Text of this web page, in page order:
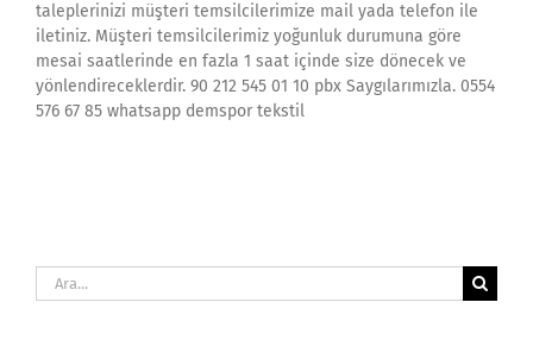
taleplerinizi müşteri temsilcilerimize mail yada telefon ile
iletiniz. Müşteri temsilcilerimiz yoğunluk durumuna göre
mesai saatlerinde en fazla 1 saat içinde size dönecek ve
yönlendireceklerdir. 90 212 545 01 10 pbx Saygılarımızla. 0554
576 67 85 whatsapp demspor tekstil
Ara: